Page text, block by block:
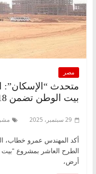
مصر
متحدث “الإسكان”:
بيت الوطن تضمن 18 ألف قطعة أرض
29 سبتمبر، 2025
أكد المهندس عمرو خطاب،
أرض،